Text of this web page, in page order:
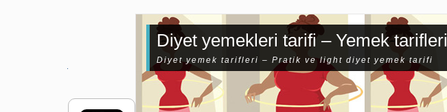
Diyet yemekleri tarifi – Yemek tarifleri
Diyet yemek tarifleri – Pratik ve light diyet yemek tarifi